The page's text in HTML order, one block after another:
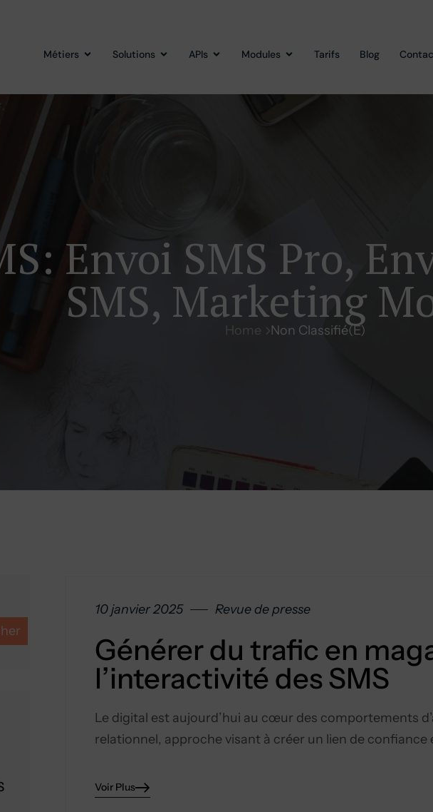
Métiers Solutions APIs Modules Tarifs Blog
Envoi SMS Pro,
SMS, Marketing
Home Non Classifié(e)
10 janvier 2025 Revue de presse
Générer du trafic en
l’interactivité des SMS
Le digital est aujourd’hui au cœur des comportements
relationnel, approche visant à créer un lien de
Voir Plus